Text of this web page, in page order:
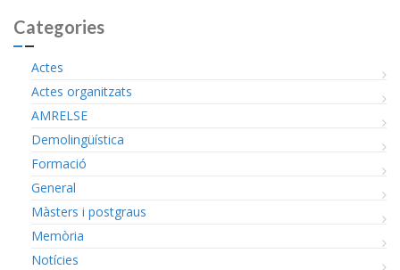
Categories
Actes
Actes organitzats
AMRELSE
Demolingüística
Formació
General
Màsters i postgraus
Memòria
Notícies